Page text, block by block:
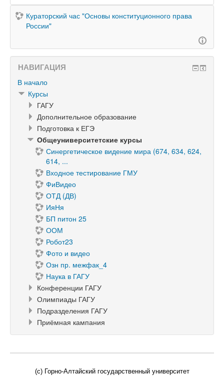
Кураторский час "Основы конституционного права
России"
НАВИГАЦИЯ
В начало
Курсы
ГАГУ
Дополнительное образование
Подготовка к ЕГЭ
Общеуниверситетские курсы
Синергетическое видение мира (674, 634, 624,
614, ...
Входное тестирование ГМУ
ФиВидео
ОТД (ДВ)
ИяНя
БП питон 25
ООМ
Робот23
Фото и видео
Озн пр. межфак_4
Наука в ГАГУ
Конференции ГАГУ
Олимпиады ГАГУ
Подразделения ГАГУ
Приёмная кампания
(c) Горно-Алтайский государственный университет